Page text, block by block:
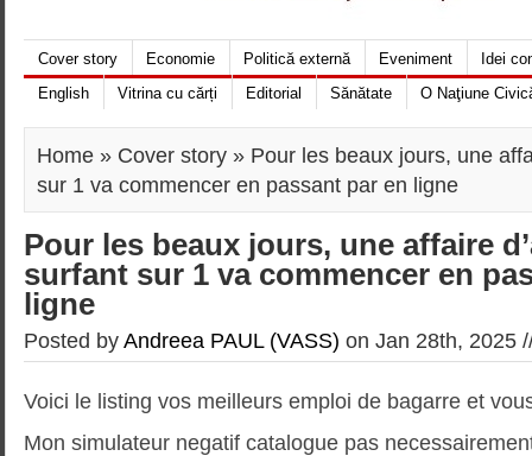
Cover story Economie Politică externă Eveniment
Idei
English
Vitrina cu cărți Editorial Sănătate O Naţiune
Home » Cover story » Pour les beaux jours, une
sur 1 va commencer en passant par en ligne
Pour les beaux jours, une affaire
surfant sur 1 va commencer en
ligne
Posted byAndreea PAUL (VASS) on Jan 28th, 2025
Voici le listing vos meilleurs emploi de bagarre et
Mon simulateur negatif catalogue pas